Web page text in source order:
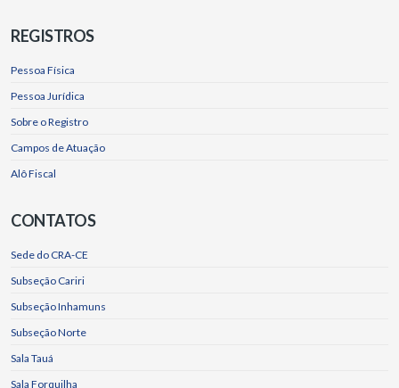
REGISTROS
Pessoa Física
Pessoa Jurídica
Sobre o Registro
Campos de Atuação
Alô Fiscal
CONTATOS
Sede do CRA-CE
Subseção Cariri
Subseção Inhamuns
Subseção Norte
Sala Tauá
Sala Forquilha